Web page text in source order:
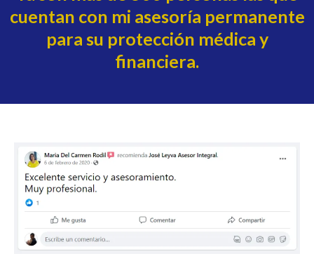
cuentan con mi asesoría permanente
para su protección médica y
financiera.